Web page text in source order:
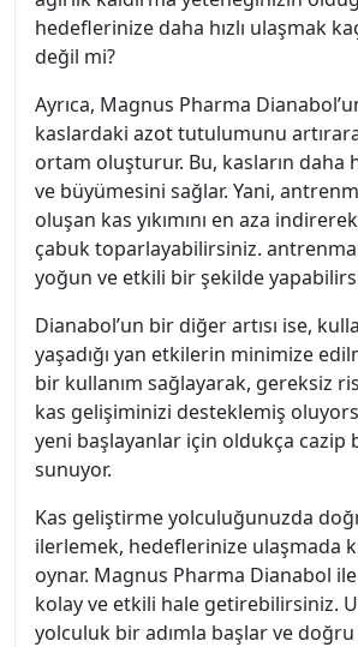
hedeflerinize daha hızlı ulaşmak
değil mi?
Ayrıca, Magnus Pharma
kaslardaki azot tutulumunu
ortam oluşturur. Bu, kasların daha
ve büyümesini sağlar. Yani,
oluşan kas yıkımını en aza
çabuk toparlayabilirsiniz.
yoğun ve etkili bir şekilde
Dianabol’un bir diğer artısı ise,
yaşadığı yan etkilerin minimize
bir kullanım sağlayarak, gereksiz
kas gelişiminizi desteklemiş
yeni başlayanlar için oldukça cazip
sunuyor.
Kas geliştirme yolculuğunuzda
ilerlemek, hedeflerinize ulaşmada
oynar. Magnus Pharma Dianabol
kolay ve etkili hale getirebilirsiniz.
yolculuk bir adımla başlar ve